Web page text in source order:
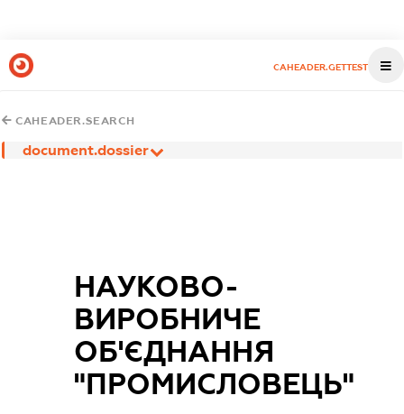
CAHEADER.GETTEST
CAHEADER.SEARCH
document.dossier
НАУКОВО-
ВИРОБНИЧЕ
ОБ'ЄДНАННЯ
"ПРОМИСЛОВЕЦЬ"